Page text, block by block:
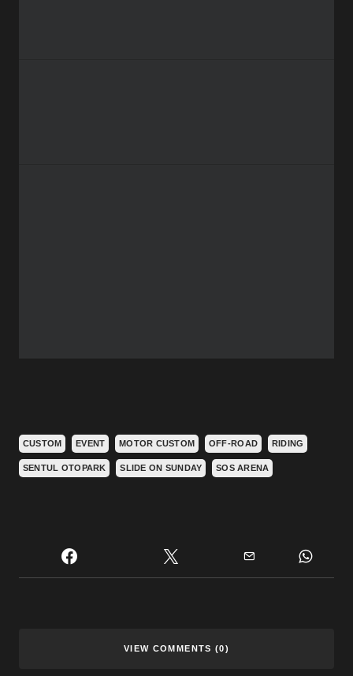
CUSTOM EVENT MOTOR CUSTOM OFF-ROAD RIDING
SENTUL OTOPARK SLIDE ON SUNDAY SOS ARENA
VIEW COMMENTS (0)